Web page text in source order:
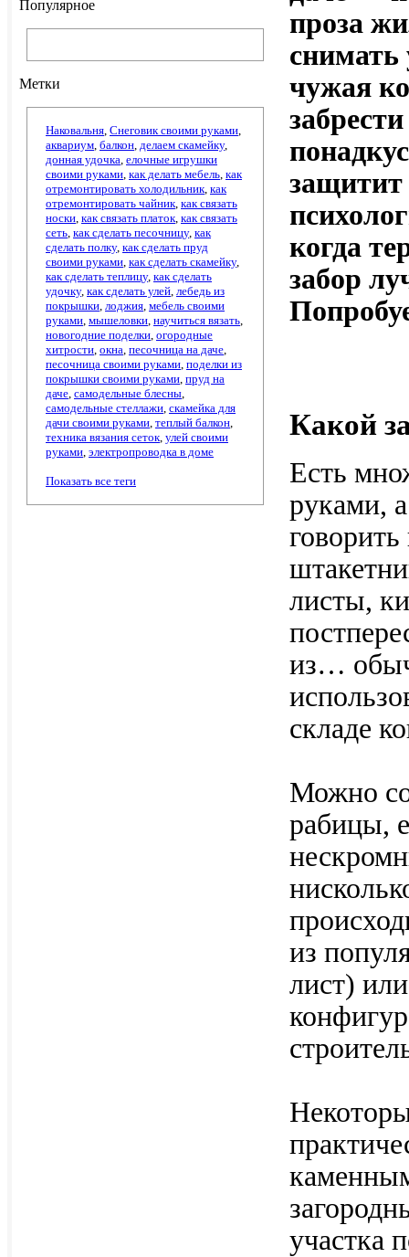
Популярное
Метки
Наковальня, Снеговик своими руками,
аквариум, балкон, делаем скамейку,
донная удочка, елочные игрушки
своими руками, как делать мебель, как
отремонтировать холодильник, как
отремонтировать чайник, как связать
носки, как связать платок, как связать
сеть, как сделать песочницу, как
сделать полку, как сделать пруд
своими руками, как сделать скамейку,
как сделать теплицу, как сделать
удочку, как сделать улей, лебедь из
покрышки, лоджия, мебель своими
руками, мышеловки, научиться вязать,
новогодние поделки, огородные
хитрости, окна, песочница на даче,
песочница своими руками, поделки из
покрышки своими руками, пруд на
даче, самодельные блесны,
самодельные стеллажи, скамейка для
дачи своими руками, теплый балкон,
техника вязания сеток, улей своими
руками, электропроводка в доме
Показать все теги
проза
снимать
чужая
когда
забор
Какой
Есть
руками,
листы,
из…
складе
Можно
рабицы,
из
лист)
участка